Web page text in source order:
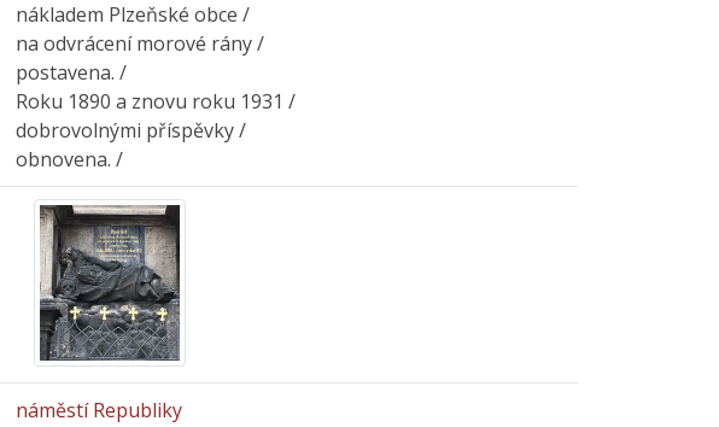
nákladem Plzeňské obce /
na odvrácení morové rány /
postavena. /
Roku 1890 a znovu roku 1931 /
dobrovolnými příspěvky /
obnovena. /
náměstí Republiky